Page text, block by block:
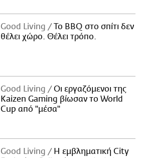
Good Living
Το BBQ στο σπίτι δεν
θέλει χώρο. Θέλει τρόπο.
Good Living
Οι εργαζόμενοι της
Kaizen Gaming βίωσαν το World
Cup από "μέσα"
Good Living
Η εμβληματική City